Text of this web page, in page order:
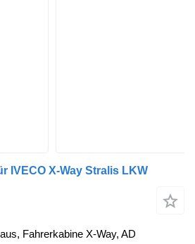
IVECO X-Way Stralis LKW
Fahrerkabine X-Way, AD